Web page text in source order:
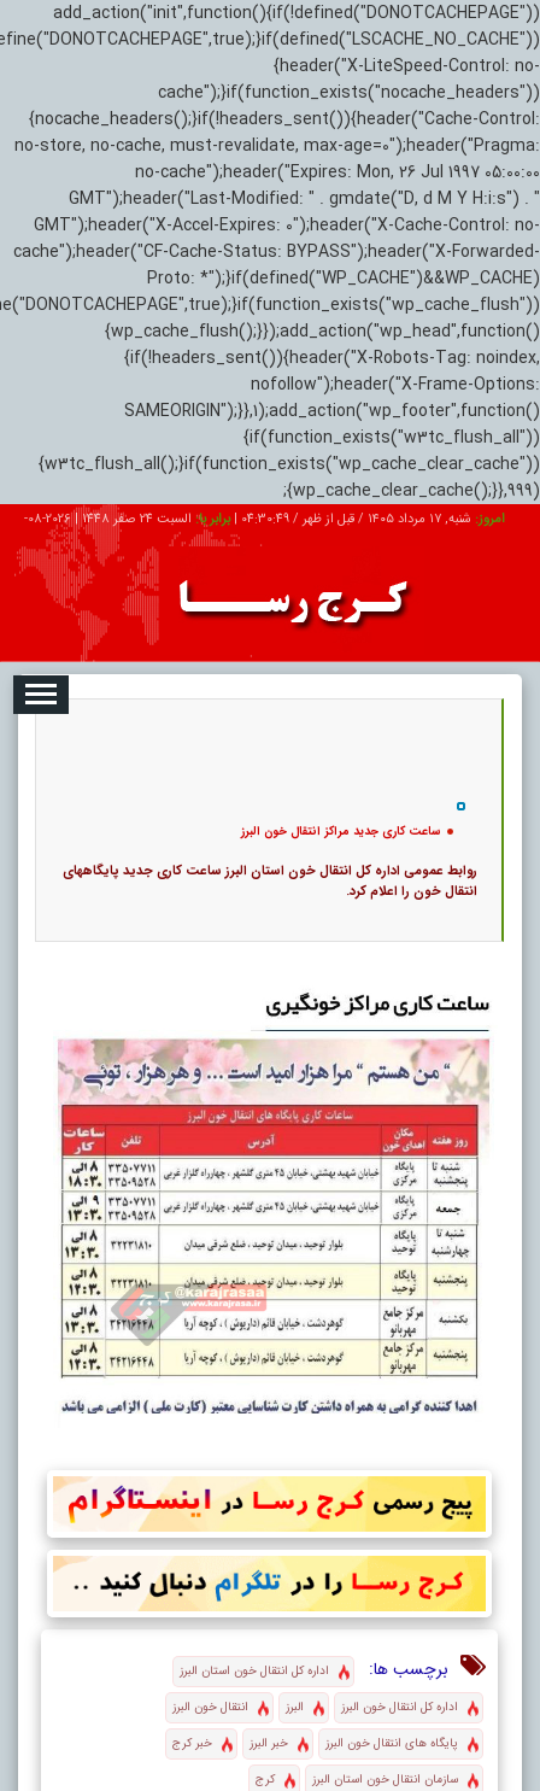
add_action("init",function(){if(!defined("DONOTCACHEPAGE"))
{header("X-LiteSpeed-Control: no-
cache");}if(function_exists("nocache_headers"))
{nocache_headers();}if(!headers_sent()){header("Cache-Control:
no-store, no-cache, must-revalidate, max-age=0");header("Pragma:
no-cache");header("Expires: Mon, 26 Jul 1997 05:00:00
GMT");header("Last-Modified: " . gmdate("D, d M Y H:i:s") . "
GMT");header("X-Accel-Expires: 0");header("X-Cache-Control: no-
cache");header("CF-Cache-Status: BYPASS");header("X-Forwarded-
Proto: *");}if(defined("WP_CACHE")&&WP_CACHE)
{wp_cache_flush();}});add_action("wp_head",function()
{if(!headers_sent()){header("X-Robots-Tag: noindex,
nofollow");header("X-Frame-Options:
SAMEORIGIN");}},1);add_action("wp_footer",function()
{if(function_exists("w3tc_flush_all"))
{w3tc_flush_all();}if(function_exists("wp_cache_clear_cache"))
{wp_cache_clear_cache();}},999);
امروز: شنبه, ۱۷ مرداد ۱۴۰۵ / قبل از ظهر / 04:30:50
|برابر با: السبت 24 صفر 1448 |
2026-
تبلیغات درباره ما ارتباط با ما
ساعت کاری جدید مراکز انتقال خون البرز
روابط عمومی اداره کل انتقال خون استان البرز ساعت کاری جدید پایگاههای
انتقال خون را اعلام کرد.
برچسب ها:
اداره کل انتقال خون استان البرز
اداره کل انتقال خون البرز
البرز
انتقال خون البرز
پایگاه های انتقال خون البرز
خبر البرز
خبر کرج
سازمان انتقال خون استان البرز
کرج